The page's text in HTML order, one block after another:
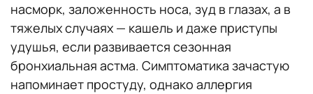
насморк, заложенность носа, зуд в глазах, а в
тяжелых случаях — кашель и даже приступы
удушья, если развивается сезонная
бронхиальная астма. Симптоматика зачастую
напоминает простуду, однако аллергия